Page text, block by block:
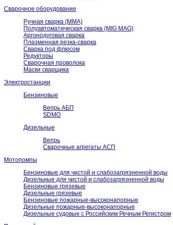
Сварочное оборудование
Ручная сварка (ММА)
Полуавтоматическая сварка (MIG MAG)
Аргонодуговая сварка
Плазменная резка-сварка
Сварка под флюсом
Редукторы
Сварочная проволока
Маски сварщика
Электростанции
Бензиновые
Вепрь АБП
SDMO
Дизельные
Вепрь
Сварочные агрегаты АСП
Мотопомпы
Бензиновые для чистой и слабозагрязненной воды
Дизельные для чистой и слабозагрязненной воды
Бензиновые грязевые
Дизельные грязевые
Бензиновые пожарные-высоконапорные
Дизельные пожарные-высоконапорные
Дизельные судовые с Российским Речным Регистром